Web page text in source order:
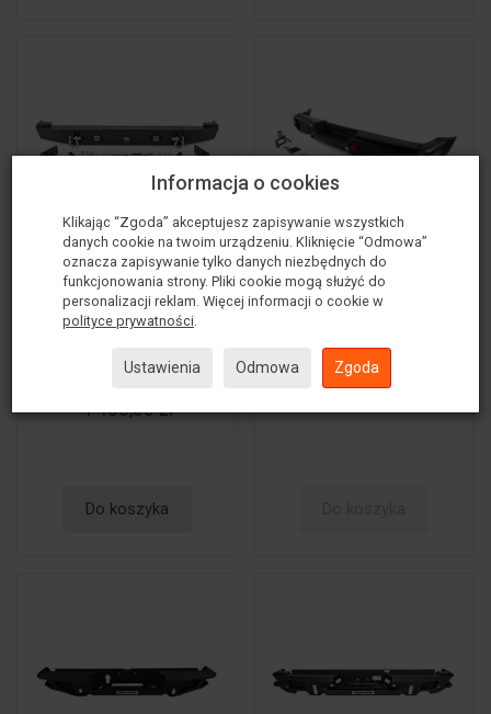
Zderzak stalowy tył
Rough Country
4 485,00 zł
Do koszyka
Zderzak aluminiowy
tył OFD
Informacja o cookies
Klikając “Zgoda” akceptujesz zapisywanie wszystkich
danych cookie na twoim urządzeniu. Kliknięcie “Odmowa”
oznacza zapisywanie tylko danych niezbędnych do
funkcjonowania strony. Pliki cookie mogą służyć do
personalizacji reklam. Więcej informacji o cookie w
polityce prywatności.
Ustawienia Odmowa Zgoda